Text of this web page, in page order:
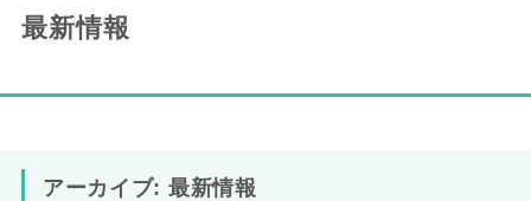
最新情報
アーカイブ: 最新情報